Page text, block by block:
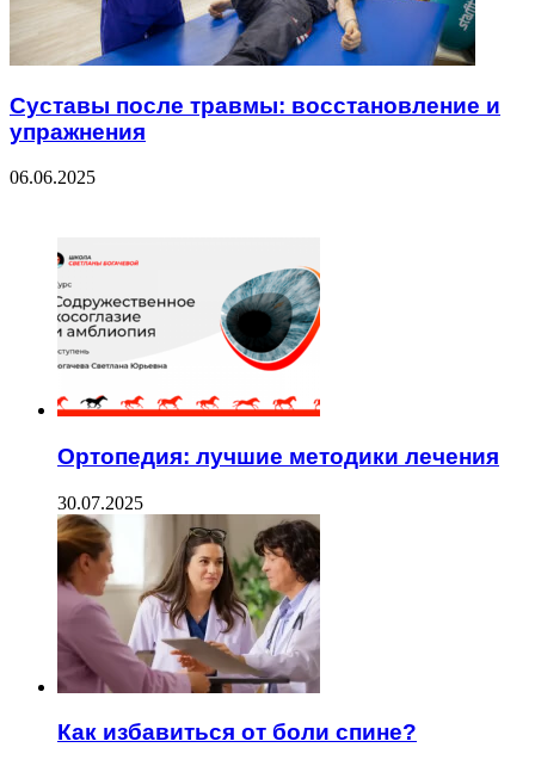
Суставы после травмы: восстановление и
упражнения
06.06.2025
Ортопедия: лучшие методики лечения
30.07.2025
Как избавиться от боли спине?